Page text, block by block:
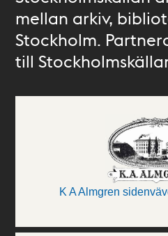
mellan arkiv,
Stockholm.
till
K A Almgren